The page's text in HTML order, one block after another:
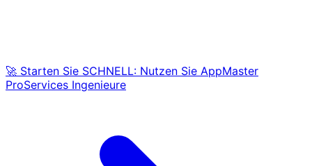
🚀 Starten Sie SCHNELL: Nutzen Sie AppMaster
ProServices Ingenieure